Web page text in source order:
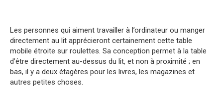
Les personnes qui aiment travailler à l’ordinateur ou manger
directement au lit apprécieront certainement cette table
mobile étroite sur roulettes. Sa conception permet à la table
d’être directement au-dessus du lit, et non à proximité ; en
bas, il y a deux étagères pour les livres, les magazines et
autres petites choses.